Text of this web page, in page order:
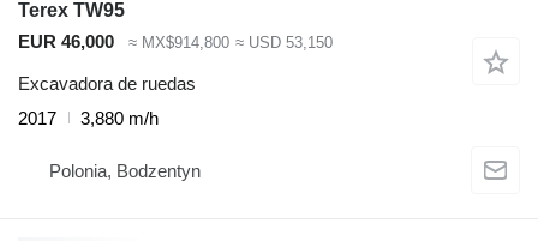
Terex TW95
EUR 46,000
≈ MX$914,800 ≈ USD 53,150
Excavadora de ruedas
2017
3,880 m/h
Polonia, Bodzentyn